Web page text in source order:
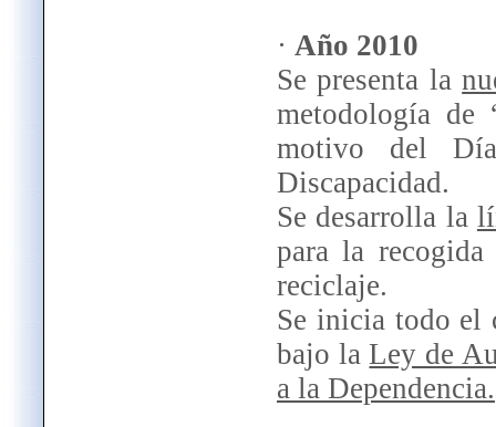
· Año 2010
Se presenta la
metodología de
motivo del
Discapacidad.
Se desarrolla la
para la
reciclaje.
Se inicia todo el
bajo laLey de
a la Dependencia.